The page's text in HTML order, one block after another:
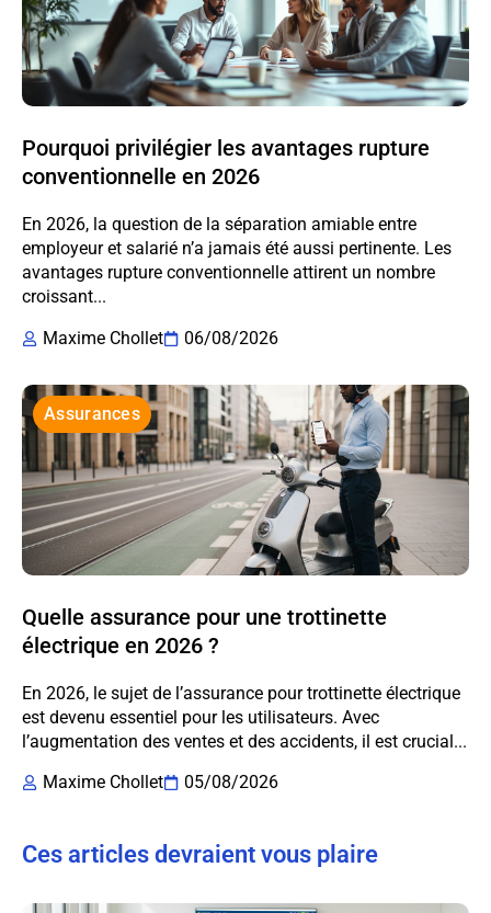
Pourquoi privilégier les avantages rupture
conventionnelle en 2026
En 2026, la question de la séparation amiable entre
employeur et salarié n’a jamais été aussi pertinente. Les
avantages rupture conventionnelle attirent un nombre
croissant...
Maxime Chollet
06/08/2026
Assurances
Quelle assurance pour une trottinette
électrique en 2026 ?
En 2026, le sujet de l’assurance pour trottinette électrique
est devenu essentiel pour les utilisateurs. Avec
l’augmentation des ventes et des accidents, il est crucial...
Maxime Chollet
05/08/2026
Ces articles devraient vous plaire